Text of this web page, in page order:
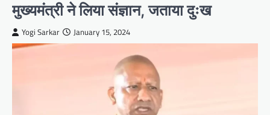
मुख्यमंत्री ने लिया संज्ञान, जताया दुःख
Yogi Sarkar January 15, 2024